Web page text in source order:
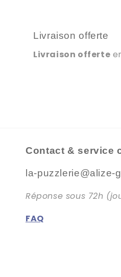
Livraison offerte
Livraison offerte
Contact & service
la-puzzlerie@alize-
Réponse sous 72h
FAQ